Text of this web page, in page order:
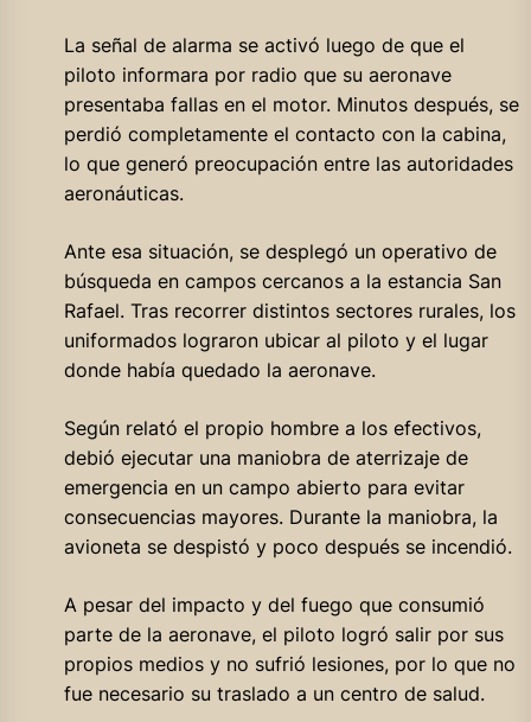
La señal de alarma se activó luego de que el
piloto informara por radio que su aeronave
presentaba fallas en el motor. Minutos después, se
perdió completamente el contacto con la cabina,
lo que generó preocupación entre las autoridades
aeronáuticas.
Ante esa situación, se desplegó un operativo de
búsqueda en campos cercanos a la estancia San
Rafael. Tras recorrer distintos sectores rurales, los
uniformados lograron ubicar al piloto y el lugar
donde había quedado la aeronave.
Según relató el propio hombre a los efectivos,
debió ejecutar una maniobra de aterrizaje de
emergencia en un campo abierto para evitar
consecuencias mayores. Durante la maniobra, la
avioneta se despistó y poco después se incendió.
A pesar del impacto y del fuego que consumió
parte de la aeronave, el piloto logró salir por sus
propios medios y no sufrió lesiones, por lo que no
fue necesario su traslado a un centro de salud.